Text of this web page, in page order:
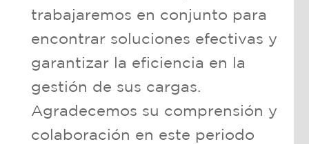
trabajaremos en conjunto para
encontrar soluciones efectivas y
garantizar la eficiencia en la
gestión de sus cargas.
Agradecemos su comprensión y
colaboración en este periodo